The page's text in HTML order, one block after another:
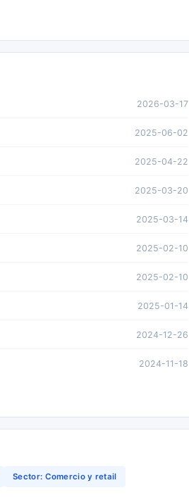
2026-03-17
2025-06-02
2025-04-22
2025-03-20
2025-03-14
2025-02-10
2025-02-10
2025-01-14
2024-12-26
2024-11-18
Sector: Comercio y retail